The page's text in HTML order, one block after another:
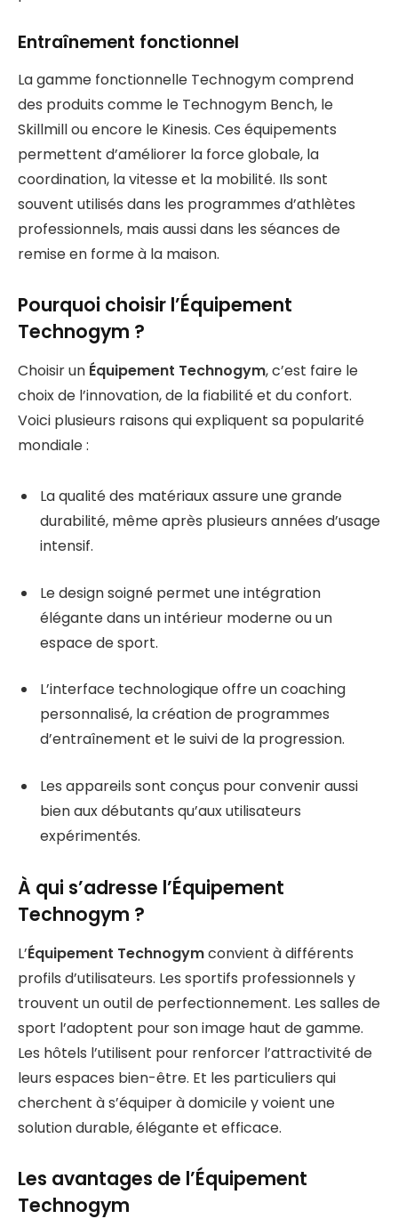
Entraînement fonctionnel
La gamme fonctionnelle Technogym comprend
des produits comme le Technogym Bench, le
Skillmill ou encore le Kinesis. Ces équipements
permettent d’améliorer la force globale, la
coordination, la vitesse et la mobilité. Ils sont
souvent utilisés dans les programmes d’athlètes
professionnels, mais aussi dans les séances de
remise en forme à la maison.
Pourquoi choisir l’Équipement
Technogym ?
Choisir un Équipement Technogym, c’est faire le
choix de l’innovation, de la fiabilité et du confort.
Voici plusieurs raisons qui expliquent sa popularité
mondiale :
La qualité des matériaux assure une grande
durabilité, même après plusieurs années d’usage
intensif.
Le design soigné permet une intégration
élégante dans un intérieur moderne ou un
espace de sport.
L’interface technologique offre un coaching
personnalisé, la création de programmes
d’entraînement et le suivi de la progression.
Les appareils sont conçus pour convenir aussi
bien aux débutants qu’aux utilisateurs
expérimentés.
À qui s’adresse l’Équipement
Technogym ?
L’Équipement Technogymconvient à différents
profils d’utilisateurs. Les sportifs professionnels y
trouvent un outil de perfectionnement. Les salles de
sport l’adoptent pour son image haut de gamme.
Les hôtels l’utilisent pour renforcer l’attractivité de
leurs espaces bien-être. Et les particuliers qui
cherchent à s’équiper à domicile y voient une
solution durable, élégante et efficace.
Les avantages de l’Équipement
Technogym